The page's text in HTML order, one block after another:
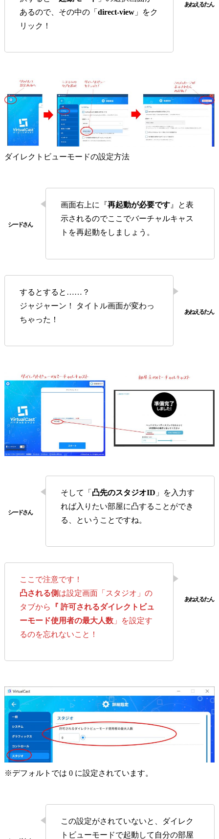
あるので、その中の「 direct-view」をク
リック！
ダイレクトビューモードの設定方法
画面右上に『 再起動が必要です』と表
示されるのでここでバーチャルキャス
トを再起動をしましょう。
するとすると……？
ジャジャーン！ タイトル画面が変わっ
ちゃった！
そして「 凸先のスタジオID 」を入力す
れば入りたい部屋に凸することができ
る、ということですね。
ここで注意です！
凸される側 は設定画面「スタジオ」の
タブから
『 許可されるダイレクトビュ
ーモード使用者の最大人数」を設定す
るのを忘れないこと！
※デフォルトでは 0 に設定されています。
この設定がされていないと、ダイレク
トビューモードで起動して自分の部屋